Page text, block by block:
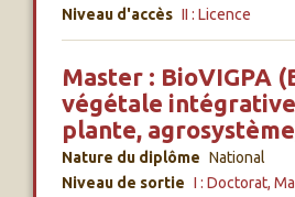
Niveau d'accès II : Licence
Master : BioVIGPA
végétale intégrative
plante,
Nature du diplôme National
Niveau de sortie I : Doctorat,